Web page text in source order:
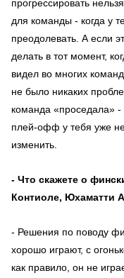
прогрессировать
для команды - когда у
преодолевать. А если
делать в тот момент,
видел во многих
не было никаких
команда «проседала» -
плей-офф у тебя уже
изменить.
- Что скажете о
Контиоле, Юхаматти
- Решения по поводу
хорошо играют, с
как правило, он не